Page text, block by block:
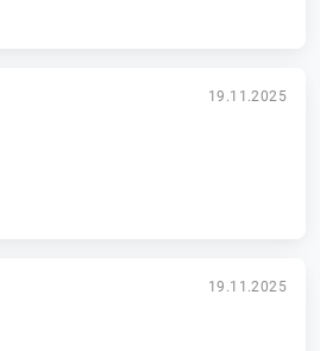
19.11.2025
19.11.2025